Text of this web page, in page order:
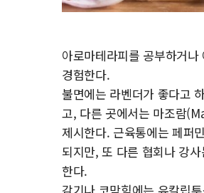
아로마테라피를 공부하거
경험한다.
불면에는 라벤더가 좋다고
고, 다른 곳에서는 마조람
제시한다. 근육통에는 페
되지만, 또 다른 협회나 강
한다.